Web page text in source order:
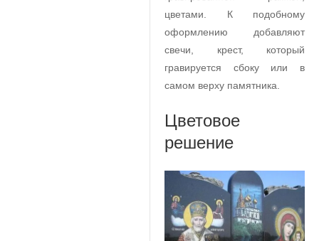
цветами. К подобному
оформлению добавляют
свечи, крест, который
гравируется сбоку или в
самом верху памятника.
Цветовое
решение